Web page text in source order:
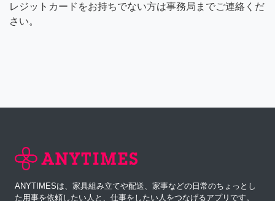
レジットカードをお持ちでない方は事務局までご連絡くだ
さい。
ANYTIMESは、家具組み立てや配送、家事などの日常のちょっとし
た用事を依頼したい人と、仕事をしたい人をつなげるアプリです。